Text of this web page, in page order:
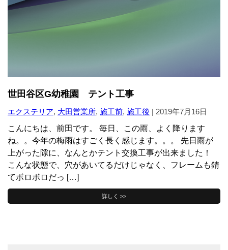
世田谷区G幼稚園 テント工事
エクステリア, 大田営業所, 施工前, 施工後 | 2019年7月16日
こんにちは、前田です。 毎日、この雨、よく降ります
ね。。今年の梅雨はすごく長く感じます。。。 先日雨が
上がった隙に、なんとかテント交換工事が出来ました！
こんな状態で、穴があいてるだけじゃなく、フレームも錆
てボロボロだっ […]
詳しく >>